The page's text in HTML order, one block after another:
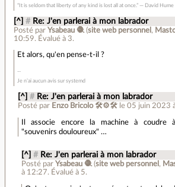
“It is seldom that liberty of any kind is lost all at once.” ― David Hume
[^] # Re: J'en parlerai à mon labrador
Posté parYsabeau 🧶 (site web personnel ,
10:59. Évalué à 3.
Et alors, qu'en pense-t-il ?
Je n’ai aucun avis sur systemd
[^] # Re: J'en parlerai à mon labrador
Posté par Enzo Bricolo 🛠⚙🛠 le 05 juin 2023
Il associe encore la machine à coudre
"souvenirs douloureux" …
[^] # Re: J'en parlerai à mon labrador
Posté parYsabeau 🧶 (site web personnel ,
à 12:27. Évalué à 5.